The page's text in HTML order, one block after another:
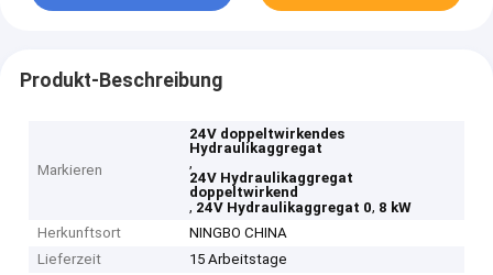
Produkt-Beschreibung
Markieren
24V doppeltwirkendes
Hydraulikaggregat
,
24V Hydraulikaggregat
doppeltwirkend
, 24V Hydraulikaggregat 0, 8 kW
Herkunftsort
NINGBO CHINA
Lieferzeit
15 Arbeitstage